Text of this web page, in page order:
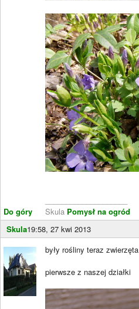
Do góry
Skula Pomysł na ogród
Skula19:58, 27 kwi 2013
były rośliny teraz zwierzęta
pierwsze z naszej działki